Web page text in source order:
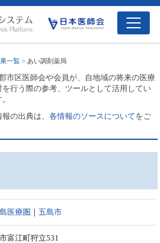
一覧 > あい調剤薬局
市区医師会や会員が、自地域の将来の医療
行う際の参考、ツールとして活用してい
報の出典は、各情報のソースについてをご
医療圏 ｜五島市
富江町狩立531